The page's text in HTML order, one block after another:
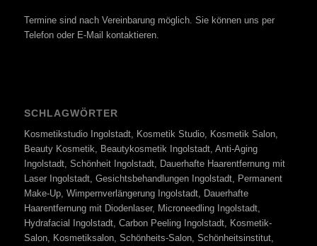
Termine sind nach Vereinbarung möglich. Sie können uns per
Telefon oder E-Mail kontaktieren.
SCHLAGWÖRTER
Kosmetikstudio Ingolstadt, Kosmetik Studio, Kosmetik Salon,
Beauty Kosmetik, Beautykosmetik Ingolstadt, Anti-Aging
Ingolstadt, Schönheit Ingolstadt, Dauerhafte Haarentfernung mit
Laser Ingolstadt, Gesichtsbehandlungen Ingolstadt, Permanent
Make-Up, Wimpernverlängerung Ingolstadt, Dauerhafte
Haarentfernung mit Diodenlaser, Microneedling Ingolstadt,
Hydrafacial Ingolstadt, Carbon Peeling Ingolstadt, Kosmetik-
Salon, Kosmetiksalon, Schönheits-Salon, Schönheitsinstitut,